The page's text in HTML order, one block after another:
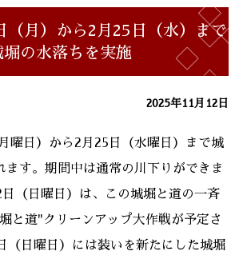
（月）から2月25日（水）まで
堀の水落ちを実施
2025年11月12日
曜日）から2月25日（水曜日）まで城
ます。期間中は通常の川下りができま
（日曜日）は、この城堀と道の一斉
と道"クリーンアップ大作戦が予定さ
（日曜日）には装いを新たにした城堀